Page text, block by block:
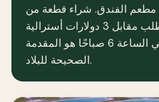
مطعم الفندق. شراء قطعة من
التونة الطازجة تُقطع حسب الطلب مقابل 3 دولارات أسترالية
وتناولها على شاطئ البحيرة في الساعة 6 صباحًا هو المقدمة
الصحيحة للبلاد.